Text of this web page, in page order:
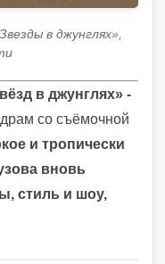
в джунглях»,
в джунглях» -
со съёмочной
и тропически
вновь
стиль и шоу,